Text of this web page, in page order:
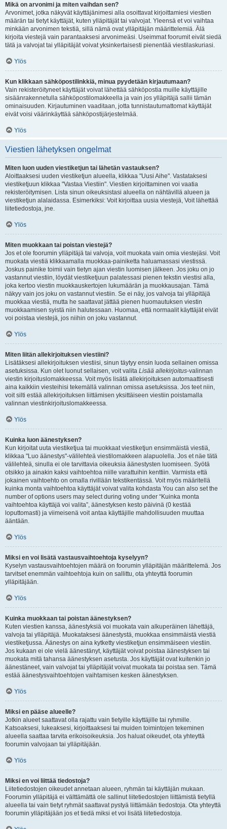
Mikä on arvonimi ja miten vaihdan sen?
Arvonimet, jotka näkyvät käyttäjänimesi alla osoittavat kirjoittamiesi viestien
määrän tai tietyt käyttäjät, kuten ylläpitäjät tai valvojat. Yleensä et voi vaihtaa
minkään arvonimen tekstiä, sillä nämä ovat ylläpitäjän määrittelemiä. Älä
kirjoita viestejä vain parantaaksesi arvonimeäsi. Useimmat foorumit eivät siedä
tätä ja valvojat tai ylläpitäjät voivat yksinkertaisesti pienentää viestilaskuriasi.
Ylös
Kun klikkaan sähköpostilinkkiä, minua pyydetään kirjautumaan?
Vain rekisteröityneet käyttäjät voivat lähettää sähköpostia muille käyttäjille
sisäänrakennetulla sähköpostilomakkeella ja vain jos ylläpitäjä sallii tämän
ominaisuuden. Kirjautuminen vaaditaan, jotta tunnistautumattomat käyttäjät
eivät voisi väärinkäyttää sähköpostijärjestelmää.
Ylös
Viestien lähetyksen ongelmat
Miten luon uuden viestiketjun tai lähetän vastauksen?
Aloittaaksesi uuden viestiketjun alueella, klikkaa "Uusi Aihe". Vastataksesi
viestiketjuun klikkaa "Vastaa Viestiin". Viestien kirjoittaminen voi vaatia
rekisteröitymisen. Lista sinun oikeuksistasi alueella on nähtävillä alueen ja
viestiketjun alalaidassa. Esimerkiksi: Voit kirjoittaa uusia viestejä, Voit lähettää
liitetiedostoja, jne.
Ylös
Miten muokkaan tai poistan viestejä?
Jos et ole foorumin ylläpitäjä tai valvoja, voit muokata vain omia viestejäsi. Voit
muokata viestiä klikkaamalla muokkaa-painiketta haluamassasi viestissä.
Joskus painike toimii vain tietyn ajan viestin luomisen jälkeen. Jos joku on jo
vastannut viestiin, löydät viestiketjuun palatessasi pienen tekstin viestisi alla,
joka kertoo viestin muokkauskertojen lukumäärän ja muokkausajan. Tämä
näkyy vain jos joku on vastannut viestiin. Se ei näy, jos valvoja tai ylläpitäjä
muokkaa viestiä, mutta he saattavat jättää pienen huomautuksen viestin
muokkaamisen syistä niin halutessaan. Huomaa, että normaalit käyttäjät eivät
voi poistaa viestejä, jos niihin on joku vastannut.
Ylös
Miten liitän allekirjoituksen viestiini?
Lisätäksesi allekirjoituksen viestiisi, sinun täytyy ensin luoda sellainen omissa
asetuksissa. Kun olet luonut sellaisen, voit valita Lisää allekirjoitus-valinnan
viestin kirjoituslomakkeessa. Voit myös lisätä allekirjoituksen automaattisesti
aina kaikkiin viesteihisi tekemällä valinnan omissa asetuksissa. Jos teet niin,
voit silti estää allekirjoituksen liittämisen yksittäiseen viestiin poistamalla
valinnan viestinkirjoituslomakkeessa.
Ylös
Kuinka luon äänestyksen?
Kun kirjoitat uuta viestiketjua tai muokkaat viestiketjun ensimmäistä viestiä,
klikkaa "Luo äänestys"-välilehteä viestilomakkeen alapuolella. Jos et näe tätä
välilehteä, sinulla ei ole tarvittavia oikeuksia äänestysten luomiseen. Syötä
otsikko ja ainakin kaksi vaihtoehtoa niille varattuihin kenttiin. Varmista että
jokainen vaihtoehto on omalla rivillään tekstikentässä. Voit myös määritellä
kuinka monta vaihtoehtoa käyttäjät voivat valita kohdasta You can also set the
number of options users may select during voting under “Kuinka monta
vaihtoehtoa käyttäjä voi valita”, äänestyksen kesto päivinä (0 kestää
loputtomasti) ja viimeisenä voit antaa käyttäjille mahdollisuuden muuttaa
ääntään.
Ylös
Miksi en voi lisätä vastausvaihtoehtoja kyselyyn?
Kyselyn vastausvaihtoehtojen määrä on foorumin ylläpitäjän määrittelemä. Jos
tarvitset enemmän vaihtoehtoja kuin on sallittu, ota yhteyttä foorumin
ylläpitäjään.
Ylös
Kuinka muokkaan tai poistan äänestyksen?
Kuten viestien kanssa, äänestyksiä voi muokata vain alkuperäinen lähettäjä,
valvoja tai ylläpitäjä. Muokataksesi äänestystä, muokkaa ensimmäistä viestiä
viestiketjussa. Äänestys on aina kytketty viestiketjun ensimmäiseen viestiin.
Jos kukaan ei ole vielä äänestänyt, käyttäjät voivat poistaa äänestyksen tai
muokata mitä tahansa äänestyksen asetusta. Jos käyttäjät ovat kuitenkin jo
äänestäneet, vain valvojat tai ylläpitäjät voivat muokata tai poistaa sen. Tämä
estää äänestysvaihtoehtojen vaihtamisen kesken äänestyksen.
Ylös
Miksi en pääse alueelle?
Jotkin alueet saattavat olla rajattu vain tietyille käyttäjille tai ryhmille.
Katsoaksesi, lukeaksesi, kirjoittaaksesi tai muiden toimintojen tekeminen
alueella saattaa tarvita erikoisoikeuksia. Jos haluat oikeudet, ota yhteyttä
foorumin valvojaan tai ylläpitäjään.
Ylös
Miksi en voi liittää tiedostoja?
Liitetiedostojen oikeudet annetaan alueen, ryhmän tai käyttäjän mukaan.
Foorumin ylläpitäjä ei välttämättä ole sallinut liitetiedostojen liittämistä tietyllä
alueella tai vain tietyt ryhmät saattavat pystyä liittämään tiedostoja. Ota yhteyttä
foorumin ylläpitäjään jos et tiedä miksi et voi lisätä liitetiedostoja.